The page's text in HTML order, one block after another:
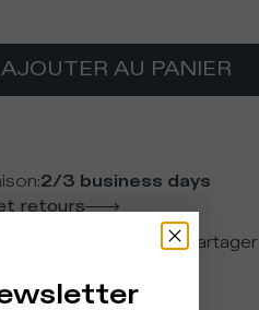
AJOUTER AU PANIER
:2/3 business days
retours
Partager